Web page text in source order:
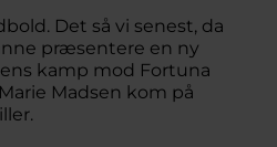
Det så vi senest, da
præsentere en ny
kamp mod Fortuna
Madsen kom på